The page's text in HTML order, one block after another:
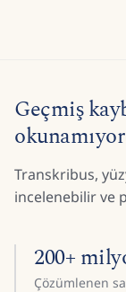
Geçmiş
Transkribus,
incelenebilir ve
200+
Çözümlenen